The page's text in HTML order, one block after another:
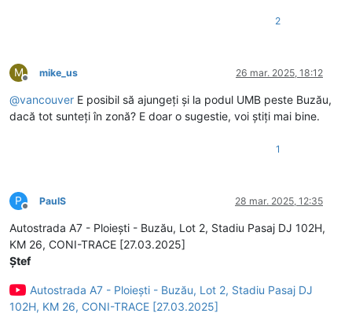
2
M
Deconectat
mike_us 26 mar. 2025, 18:12
@vancouver E posibil să ajungeți și la podul UMB peste Buzău,
dacă tot sunteți în zonă? E doar o sugestie, voi știți mai bine.
1
P
Deconectat
PaulS 28 mar. 2025, 12:35
Autostrada A7 - Ploiești - Buzău, Lot 2, Stadiu Pasaj DJ 102H,
KM 26, CONI-TRACE [27.03.2025]
Ștef
Autostrada A7 - Ploiești - Buzău, Lot 2, Stadiu Pasaj DJ
102H, KM 26, CONI-TRACE [27.03.2025]